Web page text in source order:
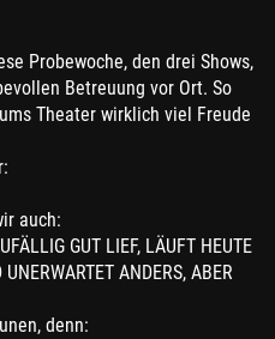
Probewoche, den drei Shows,
Betreuung vor Ort. So
Theater wirklich viel Freude
auch:
GUT LIEF, LÄUFT HEUTE
ANDERS, ABER
denn: